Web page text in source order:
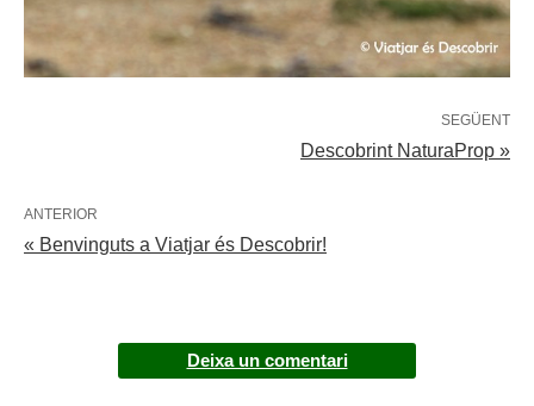
SEGÜENT
Descobrint NaturaProp »
ANTERIOR
« Benvinguts a Viatjar és Descobrir!
Deixa un comentari